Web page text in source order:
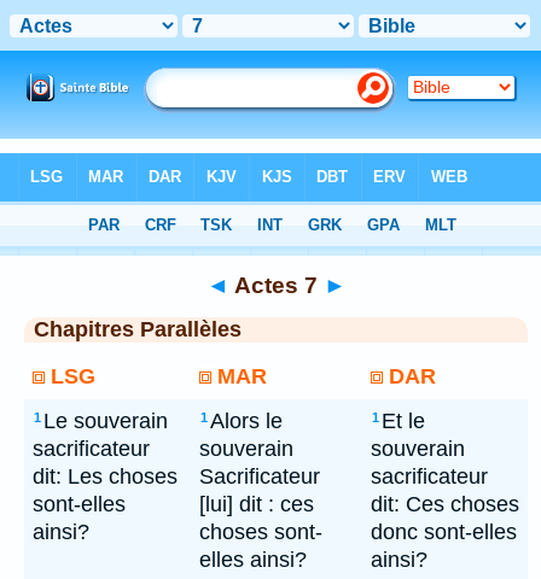
◄ Actes 7 ►
Chapitres Parallèles
LSG
MAR DAR
1 Le souverain
sacrificateur
dit: Les choses
sont-elles
ainsi?
1Alors le
souverain
Sacrificateur
[lui] dit : ces
choses sont-
elles ainsi?
1 Et le
souverain
sacrificateur
dit: Ces choses
donc sont-elles
ainsi?